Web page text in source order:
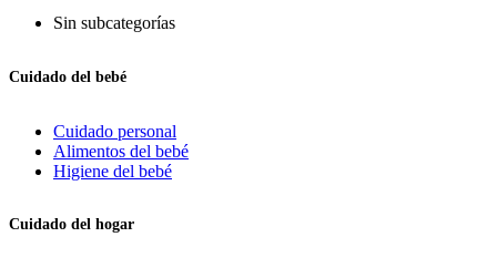
Sin subcategorías
Cuidado del bebé
Cuidado personal
Alimentos del bebé
Higiene del bebé
Cuidado del hogar